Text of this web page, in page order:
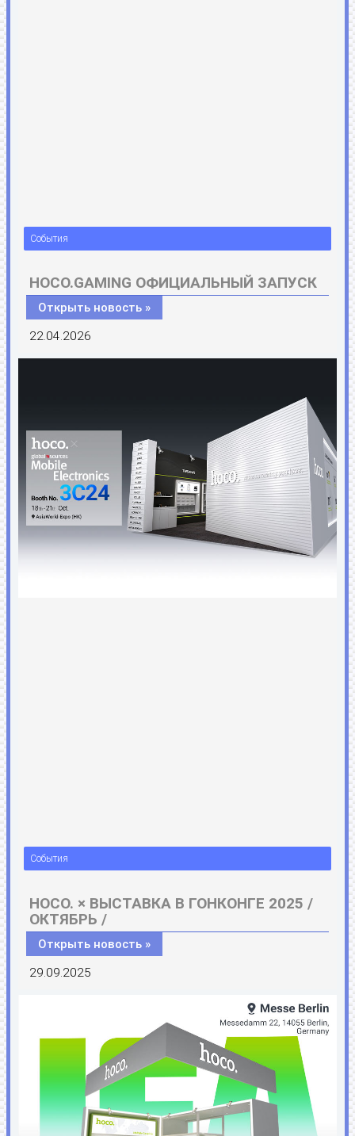
События
HOCO.GAMING ОФИЦИАЛЬНЫЙ ЗАПУСК
Открыть новость »
22.04.2026
События
HOCO. × ВЫСТАВКА В ГОНКОНГЕ 2025 /
ОКТЯБРЬ /
Открыть новость »
29.09.2025